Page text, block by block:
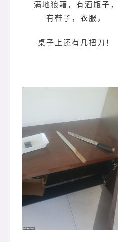
满地狼藉，有酒瓶子，
有鞋子，衣服，
桌子上还有几把刀！